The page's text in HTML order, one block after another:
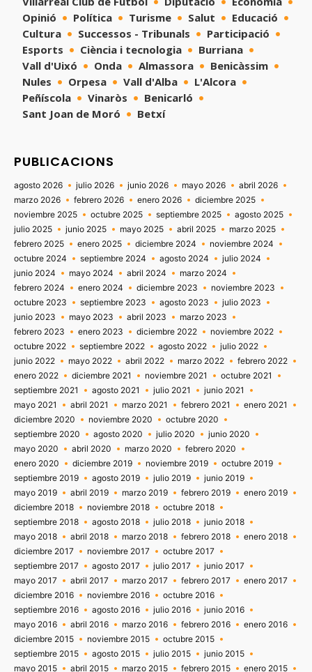
Opinió
Política Turisme Salut
Educació
Cultura
Successos - Tribunals
Participació
Esports
Ciència i tecnologia
Burriana
Vall d'Uixó
Onda Almassora
Benicàssim
Nules
Orpesa Vall d'Alba
L'Alcora
Peñíscola
Vinaròs
Benicarló
Sant Joan de Moró
Betxí
PUBLICACIONS
agosto 2026 julio 2026 junio 2026 mayo 2026
abril 2026
marzo 2026
febrero 2026 enero 2026
diciembre 2025
noviembre 2025
octubre 2025 septiembre 2025
agosto 2025
julio 2025
junio 2025 mayo 2025 abril 2025
marzo 2025
febrero 2025
enero 2025 diciembre 2024
noviembre 2024
octubre 2024
septiembre 2024 agosto 2024
julio 2024
junio 2024
mayo 2024 abril 2024
marzo 2024
febrero 2024
enero 2024 diciembre 2023
noviembre 2023
octubre 2023
septiembre 2023 agosto 2023
julio 2023
junio 2023
mayo 2023 abril 2023
marzo 2023
febrero 2023
enero 2023 diciembre 2022
noviembre 2022
octubre 2022
septiembre 2022 agosto 2022
julio 2022
junio 2022
mayo 2022 abril 2022 marzo 2022
febrero 2022
enero 2022
diciembre 2021 noviembre 2021
octubre 2021
septiembre 2021
agosto 2021 julio 2021
junio 2021
mayo 2021
abril 2021 marzo 2021 febrero 2021
enero 2021
diciembre 2020
noviembre 2020
octubre 2020
septiembre 2020
agosto 2020 julio 2020
junio 2020
mayo 2020
abril 2020 marzo 2020
febrero 2020
enero 2020
diciembre 2019 noviembre 2019
octubre 2019
septiembre 2019
agosto 2019 julio 2019
junio 2019
mayo 2019
abril 2019 marzo 2019 febrero 2019
enero 2019
diciembre 2018
noviembre 2018
octubre 2018
septiembre 2018
agosto 2018 julio 2018
junio 2018
mayo 2018
abril 2018 marzo 2018 febrero 2018
enero 2018
diciembre 2017
noviembre 2017
octubre 2017
septiembre 2017
agosto 2017 julio 2017
junio 2017
mayo 2017
abril 2017 marzo 2017 febrero 2017
enero 2017
diciembre 2016
noviembre 2016
octubre 2016
septiembre 2016
agosto 2016 julio 2016
junio 2016
mayo 2016
abril 2016 marzo 2016 febrero 2016
enero 2016
diciembre 2015
noviembre 2015
octubre 2015
septiembre 2015
agosto 2015 julio 2015
junio 2015
mayo 2015
abril 2015 marzo 2015 febrero 2015 enero 2015